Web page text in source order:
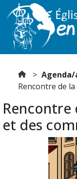
Rencontre de
Rencontre
et des